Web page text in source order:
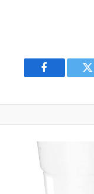
Facebook